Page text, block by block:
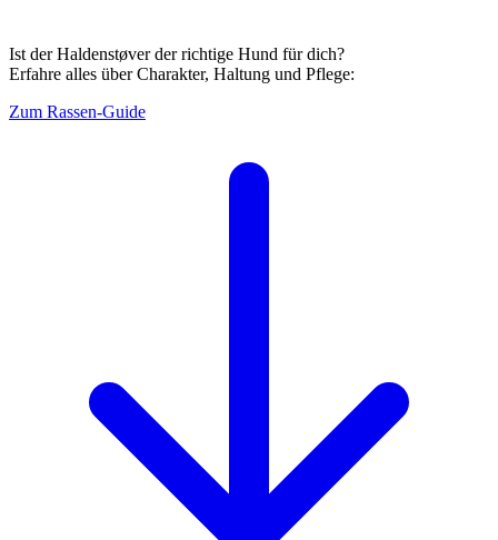
Ist der Haldenstøver der richtige Hund für dich?
Erfahre alles über Charakter, Haltung und Pflege:
Zum Rassen-Guide